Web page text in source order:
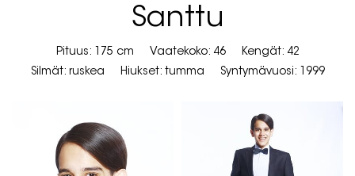
Santtu
Pituus: 175 cm Vaatekoko: 46
Kengät: 42
Silmät: ruskea
Hiukset: tumma Syntymävuosi: 1999